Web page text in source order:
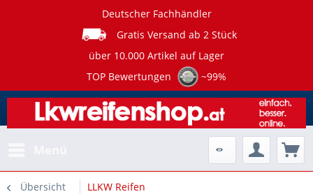
Deutscher Fachhändler
Gratis Versand ab 2 Stück
über 10.000 Artikel auf Lager
TOP Bewertungen
~99%
Übersicht LLKW Reifen